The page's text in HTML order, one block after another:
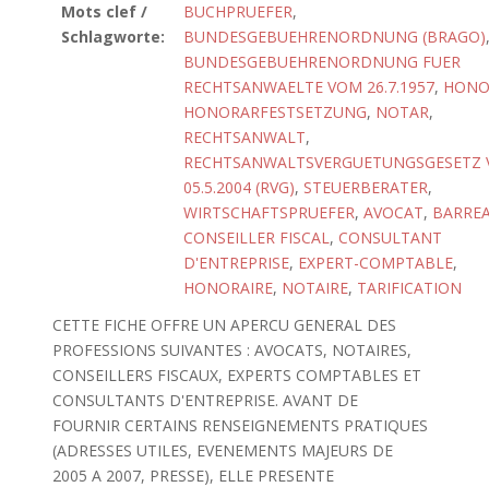
Mots clef /
Schlagworte:
BUCHPRUEFER,
BUNDESGEBUEHRENORDNUNG (BRAGO),
BUNDESGEBUEHRENORDNUNG FUER
RECHTSANWAELTE VOM 26.7.1957,
HONORARFESTSETZUNG, NOTAR,
RECHTSANWALT,
RECHTSANWALTSVERGUETUNGSGESETZ
05.5.2004 (RVG), STEUERBERATER,
WIRTSCHAFTSPRUEFER, AVOCAT,
CONSEILLER FISCAL, CONSULTANT
D'ENTREPRISE, EXPERT-COMPTABLE,
HONORAIRE, NOTAIRE, TARIFICATION
CETTE FICHE OFFRE UN APERCU GENERAL DES
PROFESSIONS SUIVANTES : AVOCATS, NOTAIRES,
CONSEILLERS FISCAUX, EXPERTS COMPTABLES ET
CONSULTANTS D'ENTREPRISE. AVANT DE
FOURNIR CERTAINS RENSEIGNEMENTS PRATIQUES
(ADRESSES UTILES, EVENEMENTS MAJEURS DE
2005 A 2007, PRESSE), ELLE PRESENTE